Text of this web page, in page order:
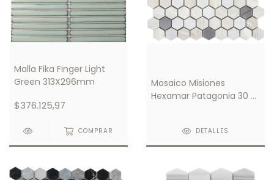
Malla Fika Finger Light
Green 313X296mm
$376.125,97
COMPRAR
Mosaico Misiones
Hexamar Patagonia 30 X
DETALLES